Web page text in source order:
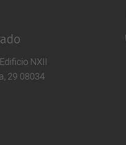
NXII
29 08034